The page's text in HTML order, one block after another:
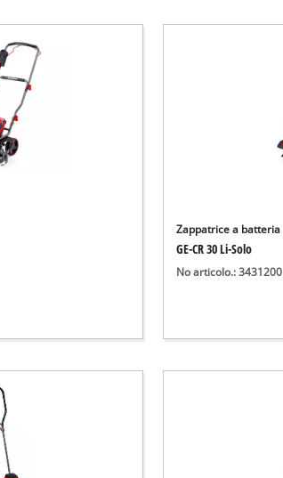
Zappatrice a batteria
GE-CR 30 Li-Solo
No articolo.: 3431200